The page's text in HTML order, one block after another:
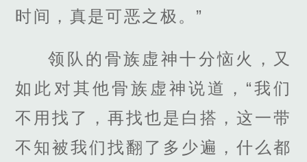
时间，真是可恶之极。”
领队的骨族虚神十分恼火，又
如此对其他骨族虚神说道，“我们
不用找了，再找也是白搭，这一带
不知被我们找翻了多少遍，什么都